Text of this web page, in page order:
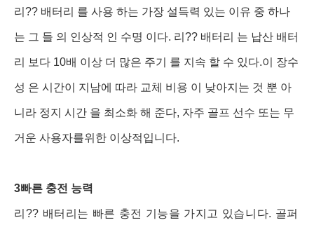
리?? 배터리 를 사용 하는 가장 설득력 있는 이유 중 하나
는 그 들 의 인상적 인 수명 이다. 리?? 배터리 는 납산 배터
리 보다 10배 이상 더 많은 주기 를 지속 할 수 있다.이 장수
성 은 시간이 지남에 따라 교체 비용 이 낮아지는 것 뿐 아
니라 정지 시간 을 최소화 해 준다, 자주 골프 선수 또는 무
거운 사용자를위한 이상적입니다.
3빠른 충전 능력
리?? 배터리는 빠른 충전 기능을 가지고 있습니다. 골퍼